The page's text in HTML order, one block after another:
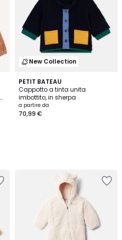
New Collection
PETIT BATEAU
Cappotto a tinta unita
imbottito, in sherpa
a partire da
70,99 €